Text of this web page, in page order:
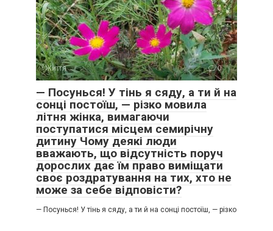
Життя 0
— Посунься! У тінь я сяду, а ти й на
сонці постоїш, — різко мовила
літня жінка, вимагаючи
поступатися місцем семирічну
дитину Чому деякі люди
вважають, що відсутність поруч
дорослих дає їм право виміщати
своє роздратування на тих, хто не
може за себе відповісти?
— Посунься! У тінь я сяду, а ти й на сонці постоїш, — різко